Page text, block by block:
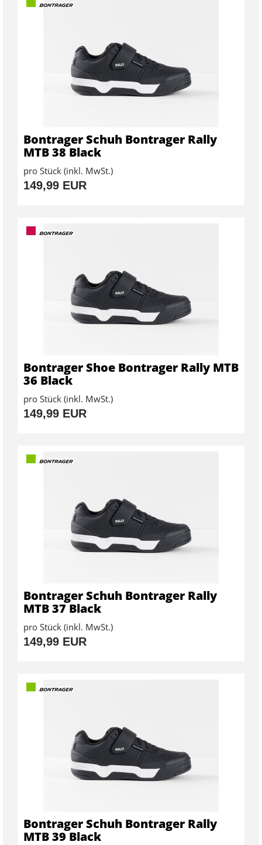
Bontrager Schuh Bontrager Rally
MTB 38 Black
pro Stück (inkl. MwSt.)
149,99 EUR
Bontrager Shoe Bontrager Rally MTB
36 Black
pro Stück (inkl. MwSt.)
149,99 EUR
Bontrager Schuh Bontrager Rally
MTB 37 Black
pro Stück (inkl. MwSt.)
149,99 EUR
Bontrager Schuh Bontrager Rally
MTB 39 Black